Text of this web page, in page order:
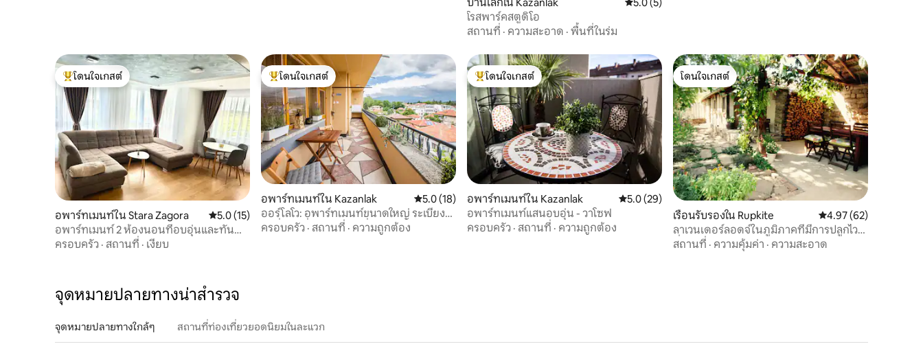
โรสพาร์คสตูดิโอ
สถานที่ · ความสะอาด · พื้นที่ในร่ม
โดนใจเกสต์ที่สุด
โดนใจเกสต์
อพาร์ทเมนท์ใน Stara Zagora คะแนนเฉลี่ย 5.0 จาก 5, 15 รีวิว
5.0 (15)
อพาร์ทเมนท์ 2 ห้องนอนที่อบอุ่นและทัน
สมัย
ครอบครัว · สถานที่ · เงียบ
โดนใจเกสต์ที่สุด
โดนใจเกสต์
อพาร์ทเมนท์ใน Kazanlak คะแนนเฉลี่ย 5.0 จาก 5, 18 รีวิว
5.0 (18)
ออร์โลโว: อพาร์ทเมนท์ขนาดใหญ่ ระเบียงที่
น่าตื่นตาตื่นใจ ทำเลดีเยี่ยม
ครอบครัว · สถานที่ · ความถูกต้อง
โดนใจเกสต์ที่สุด
โดนใจเกสต์
อพาร์ทเมนท์ใน Kazanlak คะแนนเฉลี่ย 5.0 จาก 5, 29 รีวิว
5.0 (29)
อพาร์ทเมนท์แสนอบอุ่น - วาโซฟ
ครอบครัว · สถานที่ · ความถูกต้อง
โดนใจเกสต์
โดนใจเกสต์
เรือนรับรองใน Rupkite คะแนนเฉลี่ย 4.97 จาก
4.97 (62)
ลาเวนเดอร์ลอดจ์ในภูมิภาคที่มีการปลูกไวน์
ที่งดงาม
สถานที่ · ความคุ้มค่า · ความสะอาด
จุดหมายปลายทางน่าสำรวจ
จุดหมายปลายทางใกล้ๆ สถานที่ท่องเที่ยวยอดนิยมในละแวก